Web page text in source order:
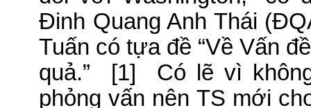
Ðinh Quang Anh Thái
Tuấn có tựa đề “Về Vấn
quả.”
[1]
Có lẽ vì
phỏng vấn nên TS mới